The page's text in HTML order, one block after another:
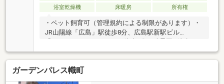
浴室乾燥機
床暖房 所有権
・ペット飼育可（管理規約による制限があります）・
JR山陽線「広島」駅徒歩8分、広島駅新駅ビル
分・ユアーズ幟町店…徒歩8分・広島市立幟町小学校…
徒歩5分・広島女学院中・高等学校…徒歩5分・エリザ
ベト音楽大学…徒歩6分シャッターゲート付き駐車場
（月額使用料27000円）2027年7月21日現在空き有
ガーデンパレス幟町